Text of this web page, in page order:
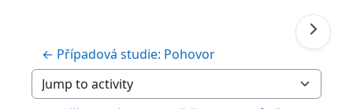
← Případová studie: Pohovor
Jump to activity